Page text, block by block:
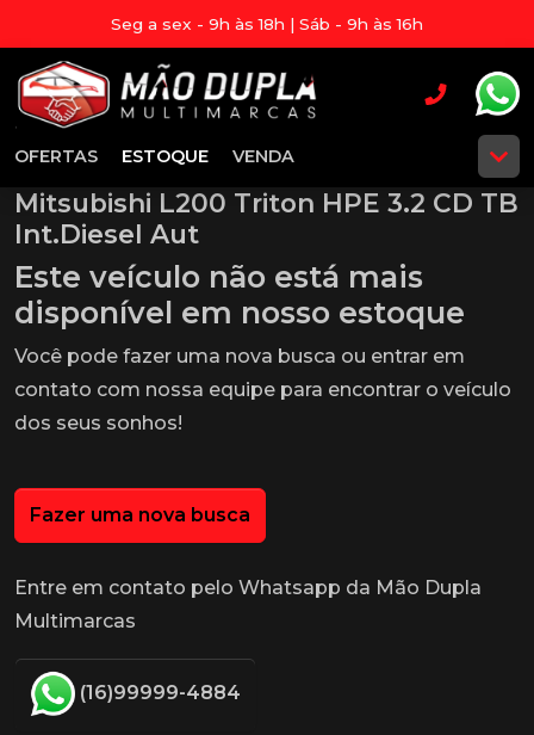
Seg a sex - 9h às 18h | Sáb - 9h às 16h
OFERTAS ESTOQUE VENDA
Mitsubishi L200 Triton HPE 3.2 CD TB
Int.Diesel Aut
Este veículo não está mais
disponível em nosso estoque
Você pode fazer uma nova busca ou entrar em
contato com nossa equipe para encontrar o veículo
dos seus sonhos!
Fazer uma nova busca
Entre em contato pelo Whatsapp da Mão Dupla
Multimarcas
(16)99999-4884